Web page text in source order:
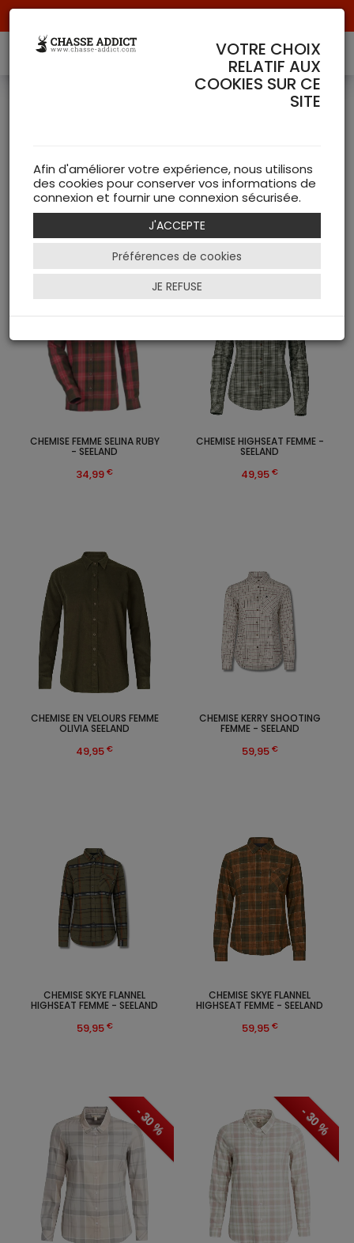
NEW
Filtrer
CHEMISE HIGHSEAT FEMME -
SEELAND
49,95 €
- 30 % - 30 %
CHEMISE EN VELOURS FEMME
OLIVIA SEELAND
49,95 €
CHEMISE FEMME SELINA RUBY
- SEELAND
34,99 €
CHEMISE KERRY SHOOTING
FEMME - SEELAND
59,95 €
CHEMISE SKYE FLANNEL
HIGHSEAT FEMME - SEELAND
59,95 €
CHEMISE SKYE FLANNEL
HIGHSEAT FEMME - SEELAND
59,95 €
VOTRE CHOIX
RELATIF AUX
COOKIES SUR CE
SITE
Afin d'améliorer votre expérience, nous utilisons
des cookies pour conserver vos informations de
connexion et fournir une connexion sécurisée.
J'ACCEPTE
Préférences de cookies
JE REFUSE